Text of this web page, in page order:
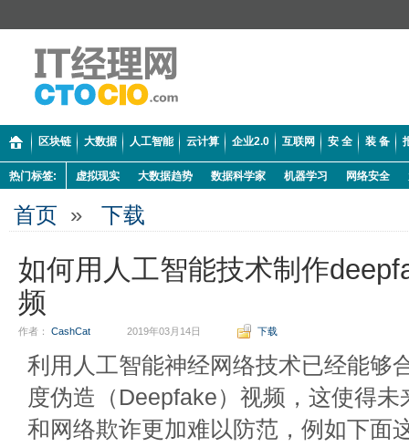
区块链 大数据 人工智能 云计算 企业2.0 互联网 安 全 装 备
热门标签: 虚拟现实 大数据趋势 数据科学家 机器学习 网络安全
首页 » 下载
如何用人工智能技术制作
频
作者： CashCat 2019年03月14日 下载
利用人工智能神经网络技术已经能够
度伪造（Deepfake）视频，这使得
和网络欺诈更加难以防范，例如下面